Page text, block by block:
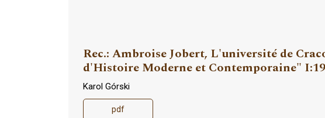
Rec.: Ambroise Jobert, L'université de
d'Histoire Moderne et Contemporaine"
Karol Górski
pdf